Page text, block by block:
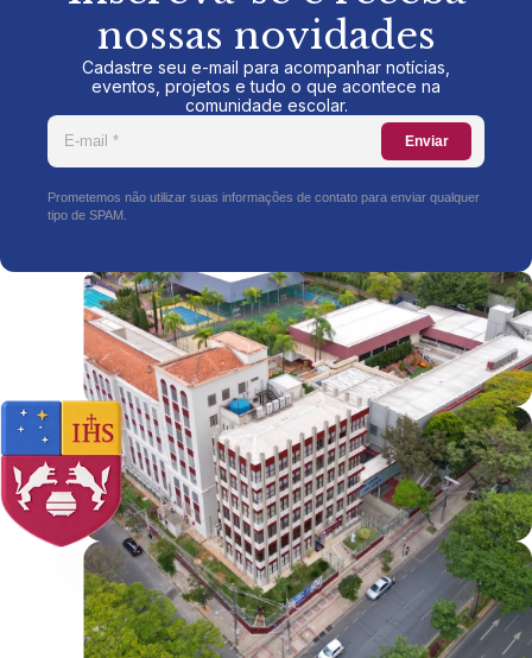
nossas novidades
Cadastre seu e-mail para acompanhar notícias,
eventos, projetos e tudo o que acontece na
comunidade escolar.
Enviar
Prometemos não utilizar suas informações de contato para enviar qualquer
tipo de SPAM.